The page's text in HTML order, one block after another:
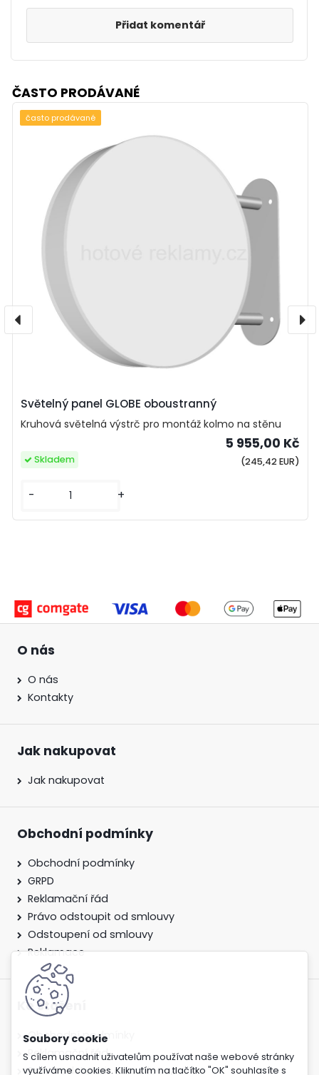
S cílem usnadnit uživatelům používat naše webové stránky
využíváme cookies. Kliknutím na tlačítko "OK" souhlasíte s
Přidat komentář
ČASTO PRODÁVANÉ
Světelný panel GLOBE oboustranný
Kruhová světelná výstrč pro montáž kolmo na stěnu
5 955,00 Kč
(245,42 EUR)
- +
Skladem
často prodávané
O nás
O nás
Kontakty
Jak nakupovat
Jak nakupovat
Obchodní podmínky
Obchodní podmínky
GRPD
Reklamační řád
Právo odstoupit od smlouvy
Odstoupení od smlouvy
Reklamace
Ke stažení
Obchodní podmínky
Reklamační řád
Právo odstoupit od smlouvy